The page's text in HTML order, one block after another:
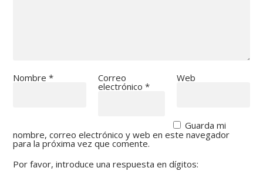
Nombre* Correo
electrónico *
Web
Guarda mi
nombre, correo electrónico y web en este navegador
para la próxima vez que comente.
Por favor, introduce una respuesta en dígitos: